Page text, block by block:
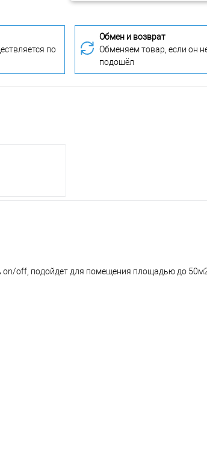
по
Обмен и возврат
Обменяем товар, если он
подошёл
on/off, подойдет для помещения площадью до